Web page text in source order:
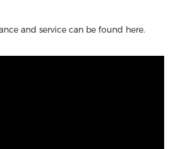
and service can be found here.